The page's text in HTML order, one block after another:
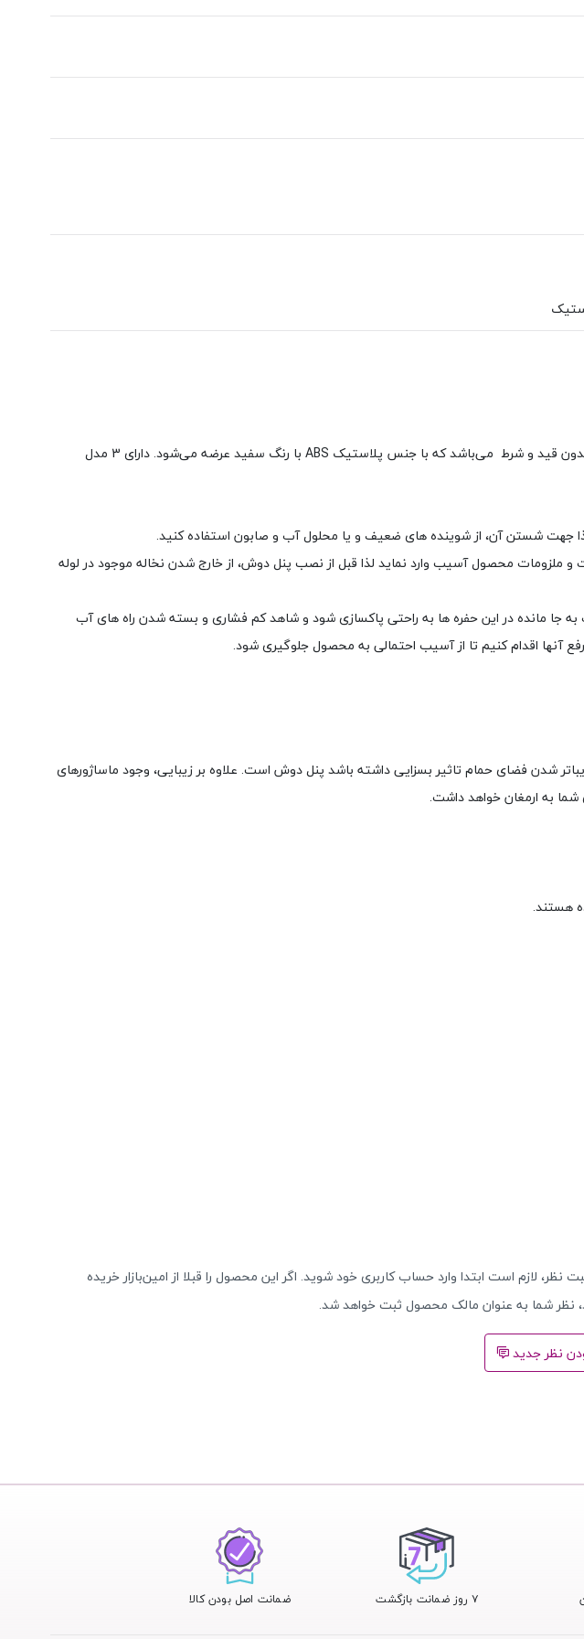
پانل دوش حمام سنی پلاستيک مدل سوناِی درای گواهینامه ایزو 9001 و 5 سال گارانتی و خدمات پس از فروش بدون قید و شرط می‌باشد که با جنس پلاستیک ABS با رنگ سفید عرضه می‌شود. دارای 3 مدل
محصول آسیب وارد نماید لذا قبل از نصب پنل دوش، از خارج شدن نخاله موجود در لوله
به جا مانده در این حفره ها به راحتی پاکسازی شود و شاهد کم فشاری و بسته شدن راه های آب
آنها اقدام کنیم تا از آسیب احتمالی به محصول جلوگیری شود.
شدن فضای حمام تاثیر بسزایی داشته باشد پنل دوش است. علاوه بر زیبایی، وجود ماساژورهای
به ارمغان خواهد داشت.
نظر، لازم است ابتدا وارد حساب کاربری خود شوید. اگر این محصول را قبلا از امین‌بازار خریده
نظر شما به عنوان مالک محصول ثبت خواهد شد.
نظر جدید
۷ روز ضمانت بازگشت ضمانت اصل بودن کالا